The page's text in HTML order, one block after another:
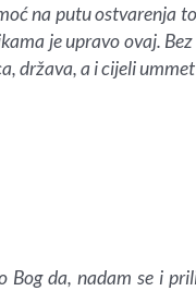
na putu ostvarenja
je upravo ovaj.
država, a i cijeli
da, nadam se i